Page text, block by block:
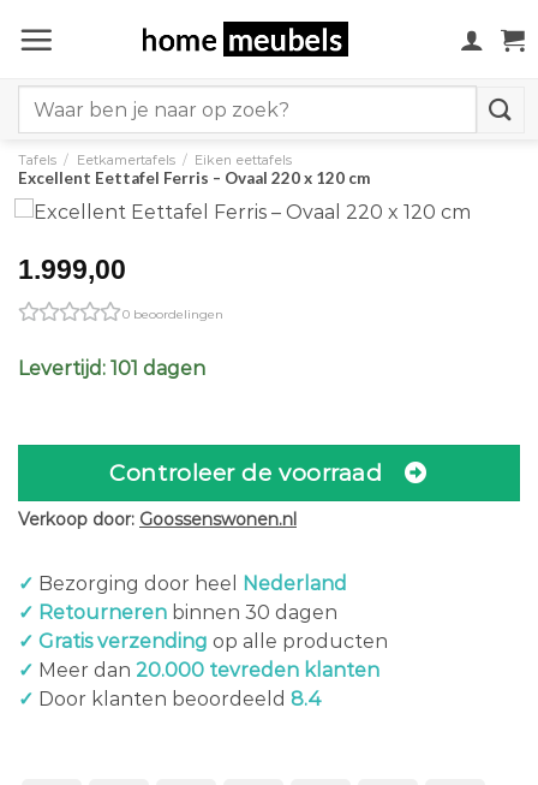
naar
for:
Tafels / Eetkamertafels / Eiken eettafels
Excellent Eettafel Ferris – Ovaal 220 x 120 cm
1.999,00
0 beoordelingen
Levertijd: 101 dagen
Controleer de voorraad
Verkoop door: Goossenswonen.nl
✓ Bezorging door heel
Nederland
✓ Retourneren binnen 30 dagen
✓ Gratis verzending op alle producten
✓ Meer dan 20.000 tevreden klanten
✓ Door klanten beoordeeld 8.4